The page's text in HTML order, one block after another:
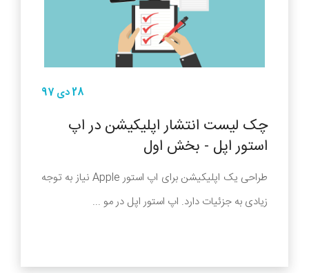
28 دی 97
چک لیست انتشار اپلیکیشن در اپ
استور اپل - بخش اول
طراحی یک اپلیکیشن برای اپ استور Apple نیاز به توجه
زیادی به جزئیات دارد. اپ استور اپل در مو ...